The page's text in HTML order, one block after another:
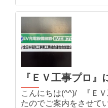
『ＥＶ工事プロ』
こんにちは(^^)/ 『Ｅ
たのでご案内をさせて